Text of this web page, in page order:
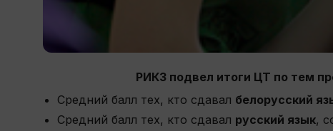
РИКЗ подвел итоги ЦТ по тем
Средний балл тех, кто сдавал белорусский
Средний балл тех, кто сдавал русский язык,